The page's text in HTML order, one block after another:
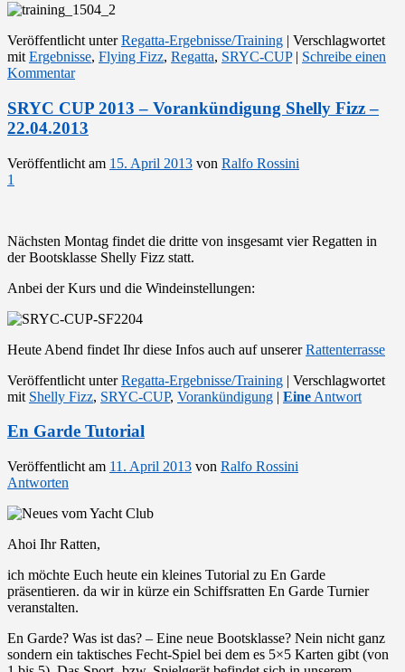
Veröffentlicht unter Regatta-Ergebnisse/Training | Verschlagwortet
mit Ergebnisse, Flying Fizz, Regatta, SRYC-CUP | Schreibe einen
Kommentar
SRYC CUP 2013 – Vorankündigung Shelly Fizz –
22.04.2013
Veröffentlicht am 15. April 2013 von Ralfo Rossini
1
Nächsten Montag findet die dritte von insgesamt vier Regatten in
der Bootsklasse Shelly Fizz statt.
Anbei der Kurs und die Windeinstellungen:
Heute Abend findet Ihr diese Infos auch auf unsererRattenterrasse
Veröffentlicht unter Regatta-Ergebnisse/Training | Verschlagwortet
mit Shelly Fizz, SRYC-CUP, Vorankündigung | Eine Antwort
En Garde Tutorial
Veröffentlicht am 11. April 2013 von Ralfo Rossini
Antworten
Ahoi Ihr Ratten,
ich möchte Euch heute ein kleines Tutorial zu En Garde
präsentieren. da wir in kürze ein Schiffsratten En Garde Turnier
veranstalten.
En Garde? Was ist das? – Eine neue Bootsklasse? Nein nicht ganz
sondern ein taktisches Fecht-Spiel bei dem es 5×5 Karten gibt (von